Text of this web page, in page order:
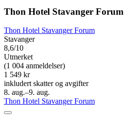
Thon Hotel Stavanger Forum
Thon Hotel Stavanger Forum
Stavanger
8,6/10
Utmerket
(1 004 anmeldelser)
1 549 kr
inkludert skatter og avgifter
8. aug.–9. aug.
Thon Hotel Stavanger Forum